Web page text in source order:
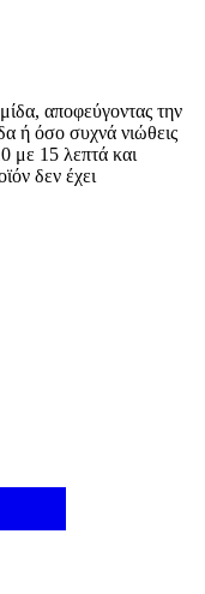
αποφεύγοντας την
ή όσο συχνά νιώθεις
με 15 λεπτά και
δεν έχει